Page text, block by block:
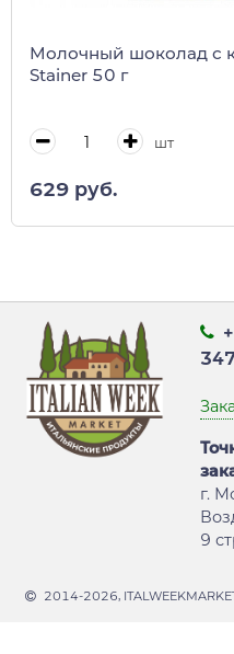
Молочный шоколад с
Stainer 50 г
шт
629 руб.
г.
9
2014-2026,